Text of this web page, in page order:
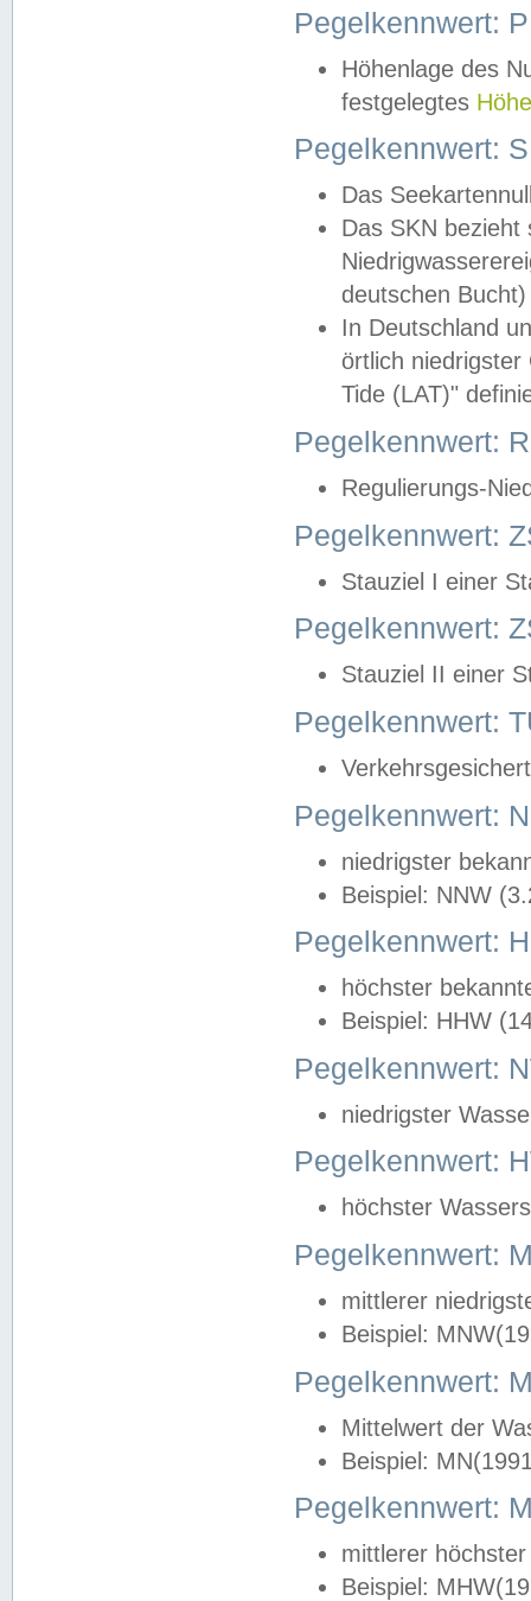
Pegelkennwert:
Höhenlage des
festgelegtes
Pegelkennwert:
Das
Das SKN
deutschen
In Deutschland
örtlich
Tide (LAT)"
Pegelkennwert:
Regulierungs-
Pegelkennwert:
Stauziel I einer
Pegelkennwert:
Stauziel II einer
Pegelkennwert:
Pegelkennwert:
niedrigster
Beispiel: NNW
Pegelkennwert:
höchster
Beispiel: HHW
Pegelkennwert:
niedrigster
Pegelkennwert:
höchster
Pegelkennwert:
mittlerer
Beispiel:
Pegelkennwert:
Mittelwert der
Beispiel:
Pegelkennwert:
mittlerer
Beispiel: